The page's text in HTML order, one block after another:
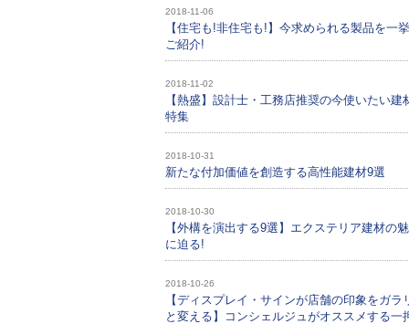
2018-11-06
【住宅も!非住宅も!】今求められる製品を一挙
ご紹介!
2018-11-02
【熱盛】設計士・工務店推奨の今使いたい建
特集
2018-10-31
新たな付加価値を創造する高性能建材9選
2018-10-30
【外構を演出する9選】エクステリア建材の
に迫る!
2018-10-26
【ディスプレイ・サインが店舗の印象をガラ
と変える】コンシェルジュがオススメする一